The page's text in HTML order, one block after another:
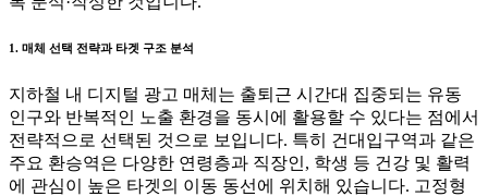
1. 매체 선택 전략과 타겟 구조 분석
지하철 내 디지털 광고 매체는 출퇴근 시간대 집중되는 유동
인구와 반복적인 노출 환경을 동시에 활용할 수 있다는 점에서
전략적으로 선택된 것으로 보입니다. 특히 건대입구역과 같은
주요 환승역은 다양한 연령층과 직장인, 학생 등 건강 및 활력
에 관심이 높은 타겟의 이동 동선에 위치해 있습니다. 고정형